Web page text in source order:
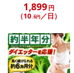
】
フォンを日常的に使う方
持ちを実感したい方
リーを試したい方
活を過ごしたい方
1,899円
（10.6円／日）